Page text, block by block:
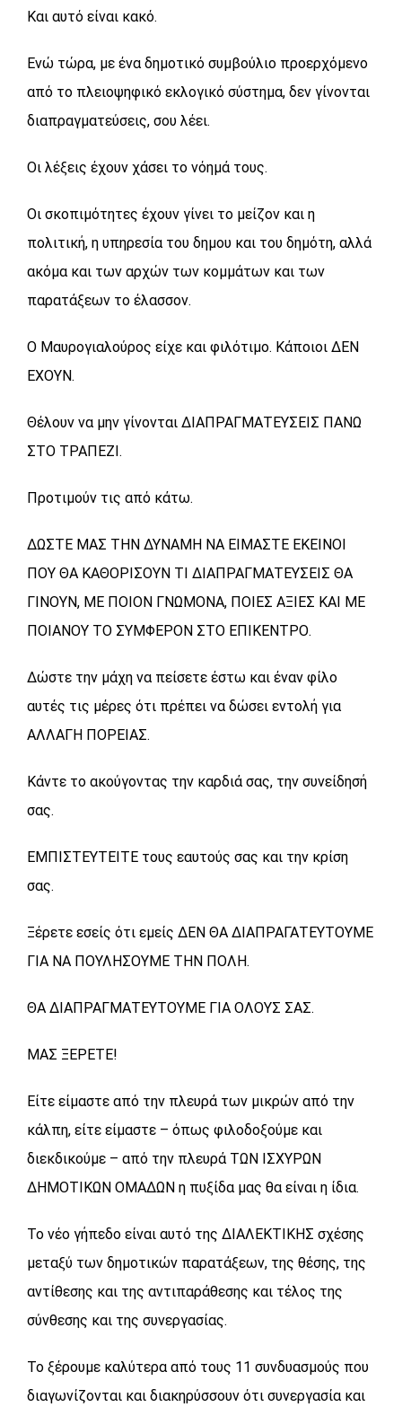
Και αυτό είναι κακό.
Ενώ τώρα, με ένα δημοτικό συμβούλιο προερχόμενο
από το πλειοψηφικό εκλογικό σύστημα, δεν γίνονται
διαπραγματεύσεις, σου λέει.
Οι λέξεις έχουν χάσει το νόημά τους.
Οι σκοπιμότητες έχουν γίνει το μείζον και η
πολιτική, η υπηρεσία του δημου και του δημότη, αλλά
ακόμα και των αρχών των κομμάτων και των
παρατάξεων το έλασσον.
Ο Μαυρογιαλούρος είχε και φιλότιμο. Κάποιοι ΔΕΝ
ΕΧΟΥΝ.
Θέλουν να μην γίνονται ΔΙΑΠΡΑΓΜΑΤΕΥΣΕΙΣ ΠΑΝΩ
ΣΤΟ ΤΡΑΠΕΖΙ.
Προτιμούν τις από κάτω.
ΔΩΣΤΕ ΜΑΣ ΤΗΝ ΔΥΝΑΜΗ ΝΑ ΕΙΜΑΣΤΕ ΕΚΕΙΝΟΙ
ΠΟΥ ΘΑ ΚΑΘΟΡΙΣΟΥΝ ΤΙ ΔΙΑΠΡΑΓΜΑΤΕΥΣΕΙΣ ΘΑ
ΓΙΝΟΥΝ, ΜΕ ΠΟΙΟΝ ΓΝΩΜΟΝΑ, ΠΟΙΕΣ ΑΞΙΕΣ ΚΑΙ ΜΕ
ΠΟΙΑΝΟΥ ΤΟ ΣΥΜΦΕΡΟΝ ΣΤΟ ΕΠΙΚΕΝΤΡΟ.
Δώστε την μάχη να πείσετε έστω και έναν φίλο
αυτές τις μέρες ότι πρέπει να δώσει εντολή για
ΑΛΛΑΓΗ ΠΟΡΕΙΑΣ.
Κάντε το ακούγοντας την καρδιά σας, την συνείδησή
σας.
ΕΜΠΙΣΤΕΥΤΕΙΤΕ τους εαυτούς σας και την κρίση
σας.
Ξέρετε εσείς ότι εμείς ΔΕΝ ΘΑ ΔΙΑΠΡΑΓΑΤΕΥΤΟΥΜΕ
ΓΙΑ ΝΑ ΠΟΥΛΗΣΟΥΜΕ ΤΗΝ ΠΟΛΗ.
ΘΑ ΔΙΑΠΡΑΓΜΑΤΕΥΤΟΥΜΕ ΓΙΑ ΟΛΟΥΣ ΣΑΣ.
ΜΑΣ ΞΕΡΕΤΕ!
Είτε είμαστε από την πλευρά των μικρών από την
κάλπη, είτε είμαστε – όπως φιλοδοξούμε και
διεκδικούμε – από την πλευρά ΤΩΝ ΙΣΧΥΡΩΝ
ΔΗΜΟΤΙΚΩΝ ΟΜΑΔΩΝ η πυξίδα μας θα είναι η ίδια.
Το νέο γήπεδο είναι αυτό της ΔΙΑΛΕΚΤΙΚΗΣ σχέσης
μεταξύ των δημοτικών παρατάξεων, της θέσης, της
αντίθεσης και της αντιπαράθεσης και τέλος της
σύνθεσης και της συνεργασίας.
Το ξέρουμε καλύτερα από τους 11 συνδυασμούς που
διαγωνίζονται και διακηρύσσουν ότι συνεργασία και